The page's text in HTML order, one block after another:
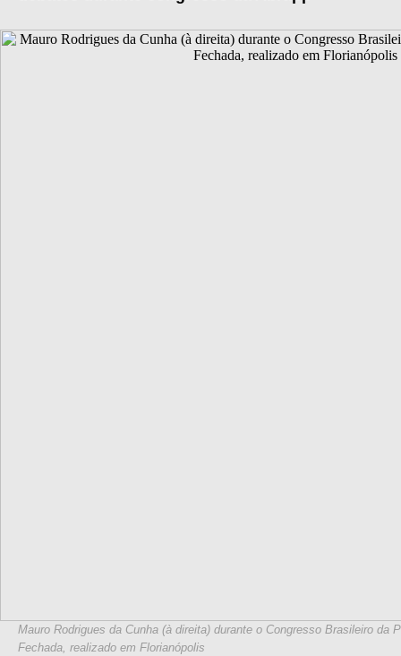
Mauro Rodrigues da Cunha (à direita) durante o Congresso Brasileiro da
Fechada, realizado em Florianópolis